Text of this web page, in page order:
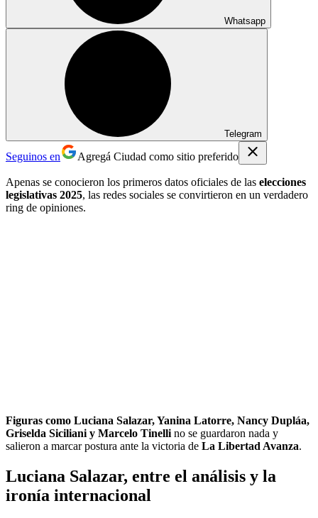
Whatsapp
Telegram
Seguinos en Agregá Ciudad como sitio preferido
Apenas se conocieron los primeros datos oficiales de las elecciones
legislativas 2025, las redes sociales se convirtieron en un verdadero
ring de opiniones.
Figuras como Luciana Salazar, Yanina Latorre, Nancy Dupláa,
Griselda Siciliani y Marcelo Tinelli no se guardaron nada y
salieron a marcar postura ante la victoria de La Libertad Avanza.
Luciana Salazar, entre el análisis y la
ironía internacional